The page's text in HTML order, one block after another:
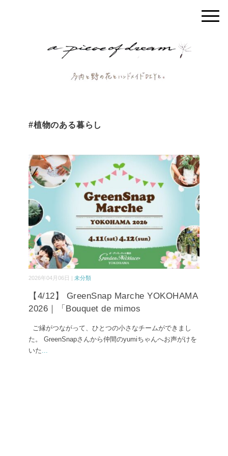
#植物のある暮らし
2026年04月06日 | 未分類
【4/12】 GreenSnap Marche YOKOHAMA
2026｜「Bouquet de mimos
ご縁がつながって、ひとつの小さなチームができまし
た。 GreenSnapさんから仲間のyumiちゃんへお声がけを
いた...